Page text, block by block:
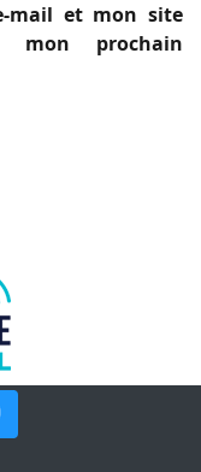
mail et mon site
mon prochain